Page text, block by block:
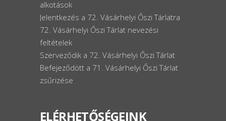
alkotások
Jelentkezés a 72. Vásárhelyi Őszi Tárlatra
72. Vásárhelyi Őszi Tárlat nevezési
feltételek
Szerveződik a 72. Vásárhelyi Őszi Tárlat
Befejeződött a 71. Vásárhelyi Őszi Tárlat
zsűrizése
ELÉRHETŐSÉGEINK